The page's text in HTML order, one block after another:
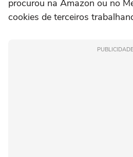
procurou na Amazon ou no
cookies de terceiros
PUBLICIDADE